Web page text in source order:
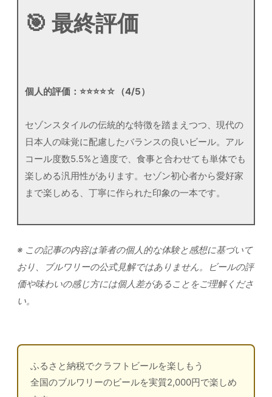
🎯 最終評価
個人的評価：⭐⭐⭐⭐☆（4/5）
セゾンスタイルの伝統的な特徴を踏まえつつ、現代の
日本人の味覚に配慮したバランスの良いビール。アル
コール度数5.5%と適度で、食事と合わせても単体でも
楽しめる汎用性があります。セゾン初心者から愛好家
まで楽しめる、丁寧に作られた印象の一本です。
※ この記事の内容は筆者の個人的な体験と感想に基づいて
おり、ブルワリーの公式見解ではありません。ビールの評
価や味わいの感じ方には個人差があることをご理解くださ
い。
ふるさと納税でクラフトビールを楽しもう
全国のブルワリーのビールを実質2,000円で楽しめ